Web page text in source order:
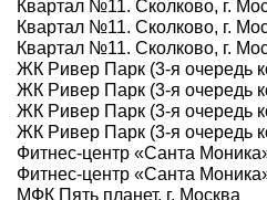
Квартал №11. Сколково, г.
Квартал №11. Сколково, г.
Квартал №11. Сколково, г.
ЖК Ривер Парк (3-я очередь
ЖК Ривер Парк (3-я очередь
ЖК Ривер Парк (3-я очередь
ЖК Ривер Парк (3-я очередь
Фитнес-центр «Санта
Фитнес-центр «Санта
МФК Пять планет, г. Москва